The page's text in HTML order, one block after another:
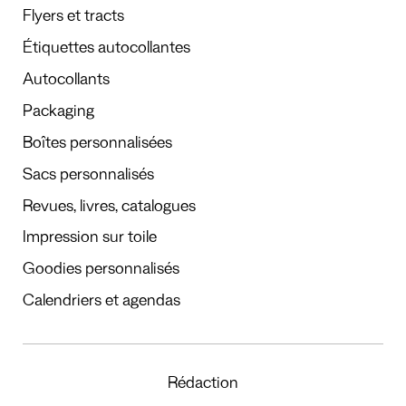
Flyers et tracts
Étiquettes autocollantes
Autocollants
Packaging
Boîtes personnalisées
Sacs personnalisés
Revues, livres, catalogues
Impression sur toile
Goodies personnalisés
Calendriers et agendas
Rédaction